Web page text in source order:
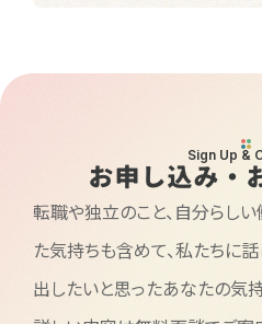
Sign Up &
お申し込み・
転職や独立のこと、自分らしい
た気持ちも含めて、私たちに
出したいと思ったあなたの気